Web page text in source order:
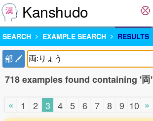
Kanshudo
SEARCH EXAMPLE SEARCH RESULTS
部
718 examples found containing '両'
« 1 2 3 4 5 6 7 8 9 10 »